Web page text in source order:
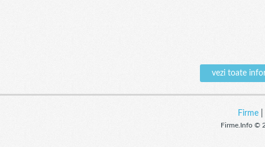
vezi toate
Firme|
Firme.Info ©